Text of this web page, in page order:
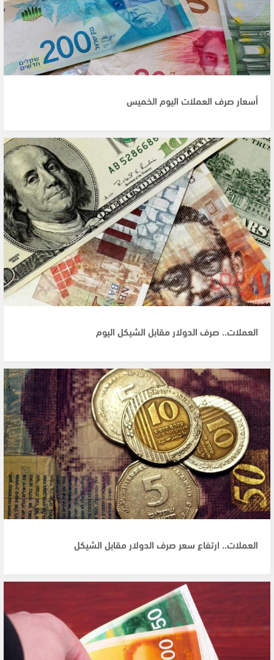
أسعار صرف العملات اليوم الخميس
العملات.. صرف الدولار مقابل الشيكل اليوم
العملات.. ارتفاع سعر صرف الدولار مقابل الشيكل